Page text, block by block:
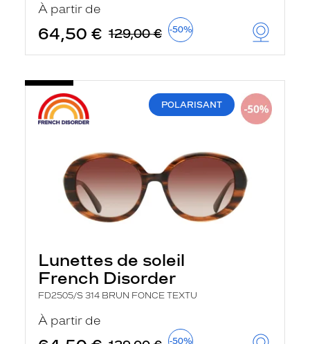
À partir de
64,50 € 129,00 € -50%
POLARISANT
Lunettes de soleil
French Disorder
FD2505/S 314 BRUN FONCE TEXTU
À partir de
-50%